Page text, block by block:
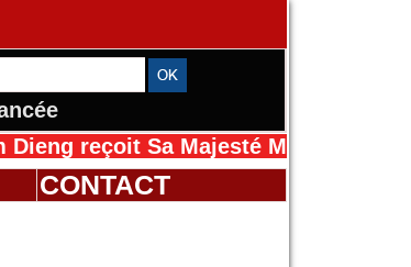
reçoit Sa Majesté Mansah Cissé au
CONTACT